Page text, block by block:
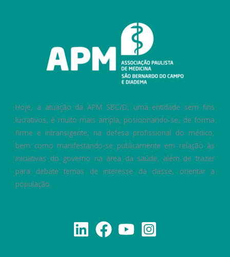
Hoje, a atuação da APM SBC/D, uma entidade sem fins
lucrativos, é muito mais ampla, posicionando-se, de forma
firme e intransigente, na defesa profissional do médico,
bem como manifestando-se publicamente em relação às
iniciativas do governo na área da saúde, além de trazer
para debate temas de interesse da classe, orientar a
população.